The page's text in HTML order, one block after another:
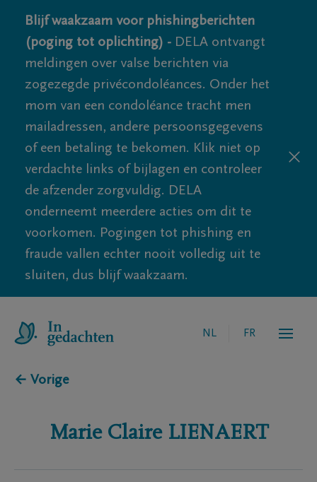
Blijf waakzaam voor phishingberichten
(poging tot oplichting) - DELA ontvangt
meldingen over valse berichten via
zogezegde privécondoléances. Onder het
mom van een condoléance tracht men
mailadressen, andere persoonsgegevens
of een betaling te bekomen. Klik niet op
verdachte links of bijlagen en controleer
de afzender zorgvuldig. DELA
onderneemt meerdere acties om dit te
voorkomen. Pogingen tot phishing en
fraude vallen echter nooit volledig uit te
sluiten, dus blijf waakzaam.
NL FR
← Vorige
Marie Claire LIENAERT